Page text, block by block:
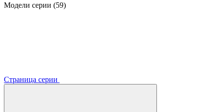
Модели серии (59)
Страница серии